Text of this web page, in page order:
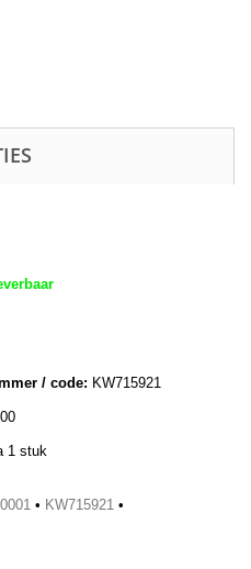
/ code: KW715921
1 stuk
• KW715921 •